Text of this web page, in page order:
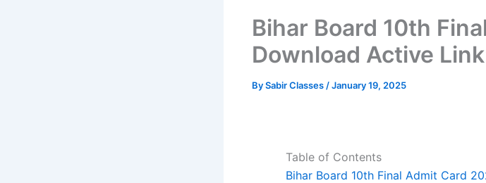
Bihar Board 10th
Download Active
BySabir Classes /January 19, 2025
Table of Contents
Bihar Board 10th Final Admit Card